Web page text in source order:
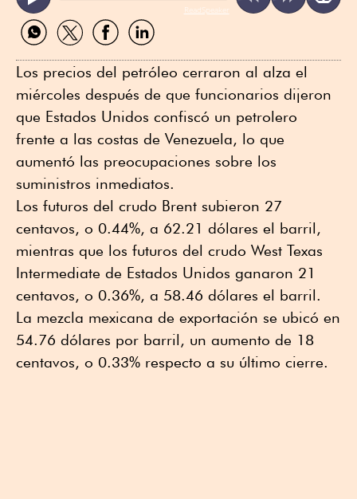
ReadSpeaker
Compartir
por
Compartir
por
Compartir
por
Compartir
por
Los precios del petróleo cerraron al alza el
miércoles después de que funcionarios dijeron
que Estados Unidos confiscó un petrolero
frente a las costas de Venezuela, lo que
aumentó las preocupaciones sobre los
suministros inmediatos.
Los futuros del crudo Brent subieron 27
centavos, o 0.44%, a 62.21 dólares el barril,
mientras que los futuros del crudo West Texas
Intermediate de Estados Unidos ganaron 21
centavos, o 0.36%, a 58.46 dólares el barril.
La mezcla mexicana de exportación se ubicó en
54.76 dólares por barril, un aumento de 18
centavos, o 0.33% respecto a su último cierre.